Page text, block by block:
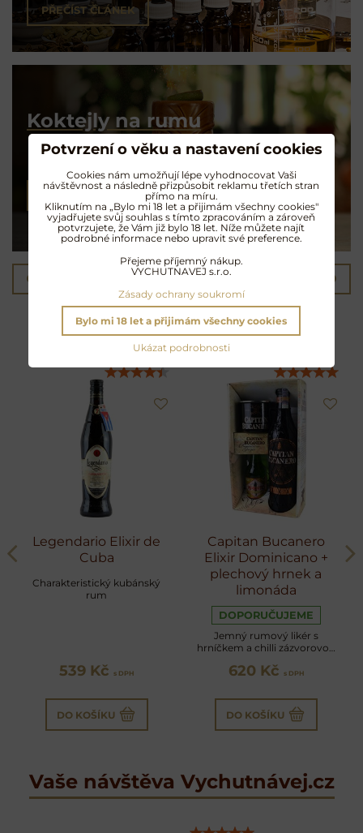
PŘEČÍST ČLÁNEK
Koktejly na rumu
Exotické opojení
NAMÍCHAT KOKTEJL
Další oblíbené produkty
Legendario Elixir de
Cuba
Charakteristický kubánský
rum
539 Kč s DPH
DO KOŠÍKU
Capitan Bucanero
Elixir Dominicano +
plechový hrnek a
limonáda
DOPORUČUJEME
Jemný rumový likér s
hrníčkem a chilli zázvorovou
620 Kč s DPH
DO KOŠÍKU
Vaše návštěva Vychutnávej.cz
Potvrzení o věku a nastavení cookies
Cookies nám umožňují lépe vyhodnocovat Vaši
návštěvnost a následně přizpůsobit reklamu třetích stran
přímo na míru.
Kliknutím na „Bylo mi 18 let a přijimám všechny cookies"
vyjadřujete svůj souhlas s tímto zpracováním a zároveň
potvrzujete, že Vám již bylo 18 let. Níže můžete najít
podrobné informace nebo upravit své preference.
Přejeme příjemný nákup.
VYCHUTNAVEJ s.r.o.
Zásady ochrany soukromí
Ukázat podrobnosti
Bylo mi 18 let a přijimám všechny cookies